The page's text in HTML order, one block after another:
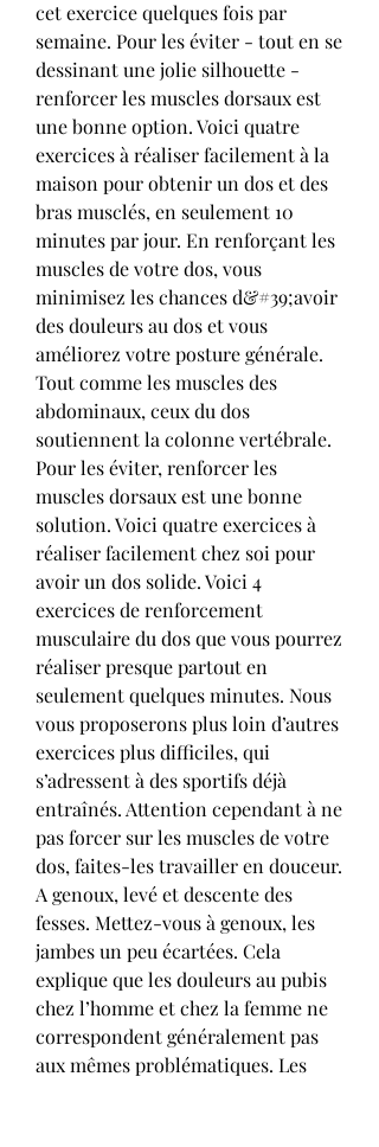
cet exercice quelques fois par
semaine. Pour les éviter - tout en se
dessinant une jolie silhouette -
renforcer les muscles dorsaux est
une bonne option. Voici quatre
exercices à réaliser facilement à la
maison pour obtenir un dos et des
bras musclés, en seulement 10
minutes par jour. En renforçant les
muscles de votre dos, vous
minimisez les chances d&#39;avoir
des douleurs au dos et vous
améliorez votre posture générale.
Tout comme les muscles des
abdominaux, ceux du dos
soutiennent la colonne vertébrale.
Pour les éviter, renforcer les
muscles dorsaux est une bonne
solution. Voici quatre exercices à
réaliser facilement chez soi pour
avoir un dos solide. Voici 4
exercices de renforcement
musculaire du dos que vous pourrez
réaliser presque partout en
seulement quelques minutes. Nous
vous proposerons plus loin d’autres
exercices plus difficiles, qui
s’adressent à des sportifs déjà
entraînés. Attention cependant à ne
pas forcer sur les muscles de votre
dos, faites-les travailler en douceur.
A genoux, levé et descente des
fesses. Mettez-vous à genoux, les
jambes un peu écartées. Cela
explique que les douleurs au pubis
chez l’homme et chez la femme ne
correspondent généralement pas
aux mêmes problématiques. Les